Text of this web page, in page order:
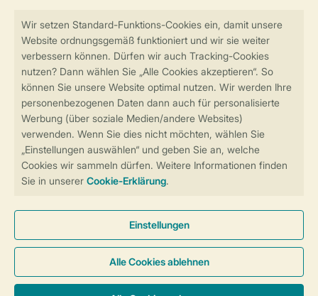
Sicherstellung Deiner Privatsphäre
Sicher und schnell zur Online-Buchung
Sichere Datenübertragung
Sicheres Bezahlen
Cookies und Banner
Barrierefreiheit